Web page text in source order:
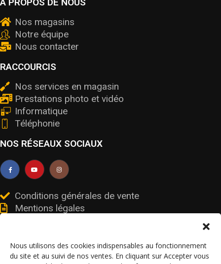
Nous utilisons des cookies indispensables au fonctionnement
du site et au suivi de nos ventes. En cliquant sur Accepter vous
Nos magasins
Notre équipe
Nous contacter
RACCOURCIS
Nos services en magasin
Prestations photo et vidéo
Informatique
Téléphonie
NOS RÉSEAUX SOCIAUX
Conditions générales de vente
Mentions légales